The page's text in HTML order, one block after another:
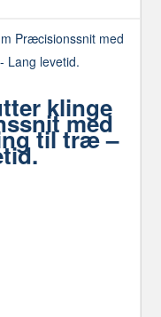
klinge
med
til træ –